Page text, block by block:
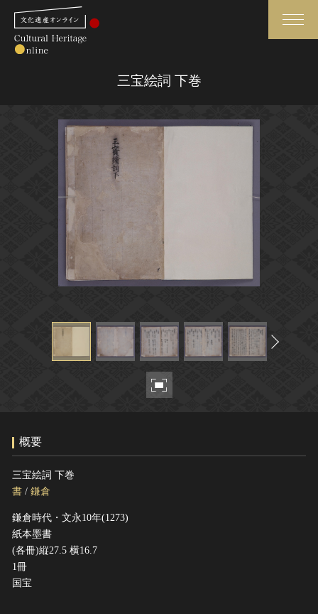
カテゴリで見る
世界遺産と無形文化遺産 今月のみどころ
ヘルプ
このサイトについて
関連サイトリンク
サイトマップ
国指定文化財等データベース
三宝絵詞 下巻
概要
三宝絵詞 下巻
書 / 鎌倉
鎌倉時代・文永10年(1273)
紙本墨書
(各冊)縦27.5 横16.7
1冊
国宝